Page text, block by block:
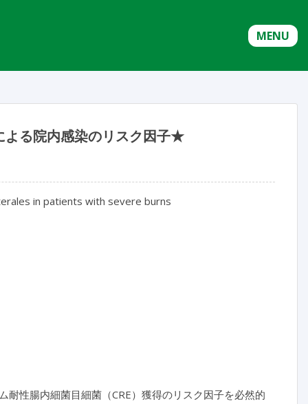
MENU
よる院内感染のリスク因子★
in patients with severe burns
性腸内細菌目細菌（CRE）獲得のリスク因子を必然的